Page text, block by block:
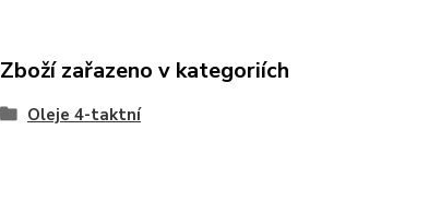
Zboží zařazeno v kategoriích
Oleje 4-taktní